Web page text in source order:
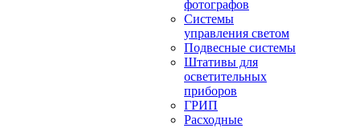
фотографов
Системы
управления светом
Подвесные системы
Штативы для
осветительных
приборов
ГРИП
Расходные